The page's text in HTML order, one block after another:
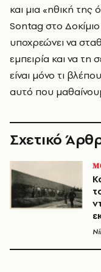
και μια «ηθική
Sontag στο
υποχρεώνει να
εμπειρία και να
είναι μόνο τι
αυτό που
Σχετικό